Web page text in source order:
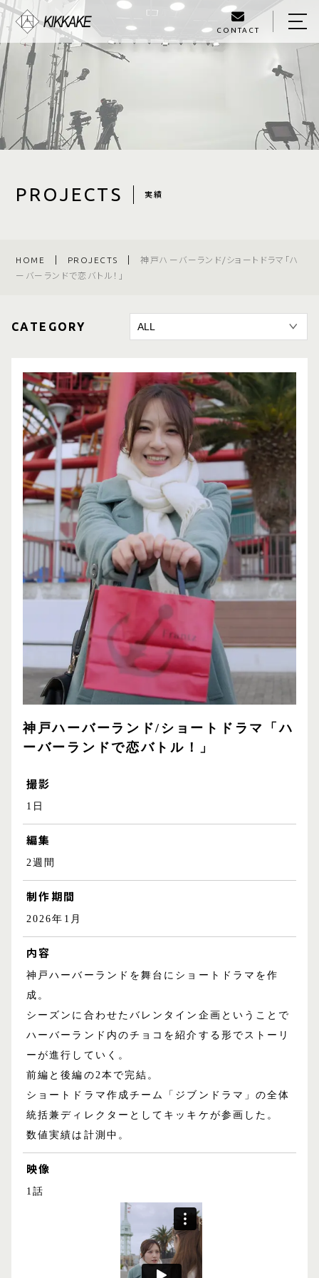
CONTACT
PROJECTS 実績
HOME PROJECTS
神戸ハーバーランド/ショートドラマ「ハ
ーバーランドで恋バトル！」
CATEGORY
神戸ハーバーランド/ショートドラマ「ハ
ーバーランドで恋バトル！」
撮影
1日
編集
2週間
制作期間
2026年1月
内容
神戸ハーバーランドを舞台にショートドラマを作
成。
シーズンに合わせたバレンタイン企画ということで
ハーバーランド内のチョコを紹介する形でストーリ
ーが進行していく。
前編と後編の2本で完結。
ショートドラマ作成チーム「ジブンドラマ」の全体
統括兼ディレクターとしてキッキケが参画した。
数値実績は計測中。
映像
1話
HOME
CONTACT